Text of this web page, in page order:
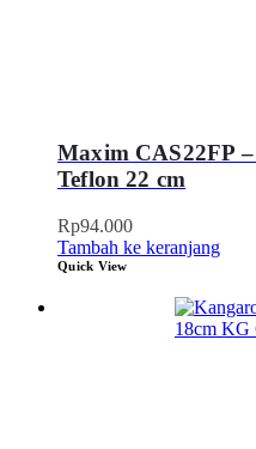
Maxim CAS22FP
Teflon 22 cm
Rp94.000
Tambah ke keranjang
Quick View